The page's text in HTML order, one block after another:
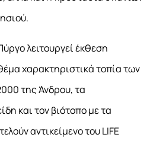
λειτουργεί έκθεση
χαρακτηριστικά τοπία των
της Άνδρου, τα
και τον βιότοπο με τα
αντικείμενο του LIFE